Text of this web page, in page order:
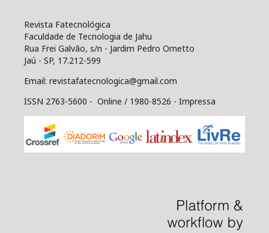
Revista Fatecnológica
Faculdade de Tecnologia de Jahu
Rua Frei Galvão, s/n - Jardim Pedro Ometto
Jaú - SP, 17.212-599
Email: revistafatecnologica@gmail.com
ISSN 2763-5600 - Online / 1980-8526 - Impressa